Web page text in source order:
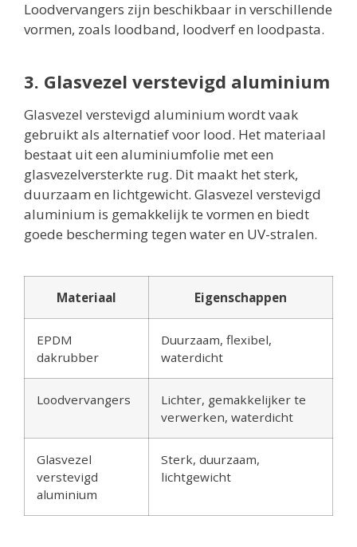
Loodvervangers zijn beschikbaar in verschillende
vormen, zoals loodband, loodverf en loodpasta.
3. Glasvezel verstevigd aluminium
Glasvezel verstevigd aluminium wordt vaak
gebruikt als alternatief voor lood. Het materiaal
bestaat uit een aluminiumfolie met een
glasvezelversterkte rug. Dit maakt het sterk,
duurzaam en lichtgewicht. Glasvezel verstevigd
aluminium is gemakkelijk te vormen en biedt
goede bescherming tegen water en UV-stralen.
Materiaal Eigenschappen
EPDM
dakrubber
Duurzaam, flexibel,
waterdicht
Loodvervangers
Lichter, gemakkelijker te
verwerken, waterdicht
Glasvezel
verstevigd
aluminium
Sterk, duurzaam,
lichtgewicht